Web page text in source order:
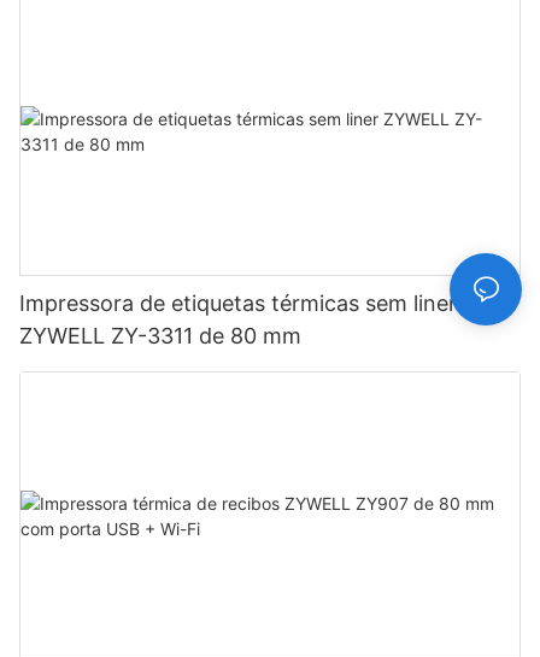
Impressora de etiquetas térmicas sem liner
ZYWELL ZY-3311 de 80 mm